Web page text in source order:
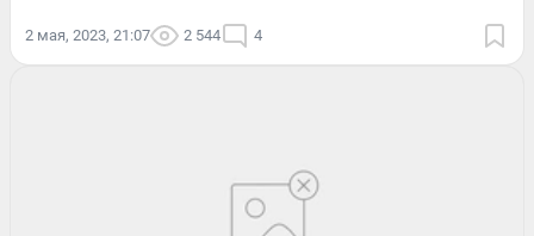
2 мая, 2023, 21:07 2 544 4